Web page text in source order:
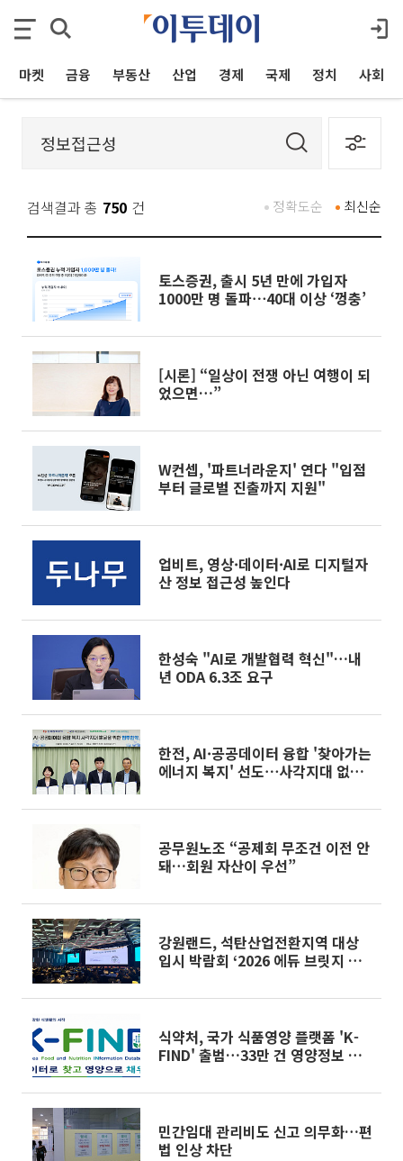
마켓 금융 부동산 산업 경제 국제 정치 사회
검색결과 총 750 건 최신순
정확도순
토스증권, 출시 5년 만에 가입자
1000만 명 돌파⋯40대 이상 ‘껑충’
[시론] “일상이 전쟁 아닌 여행이 되
었으면…”
W컨셉, '파트너라운지' 연다 "입점
부터 글로벌 진출까지 지원"
업비트, 영상·데이터·AI로 디지털자
산 정보 접근성 높인다
한성숙 "AI로 개발협력 혁신"…내
년 ODA 6.3조 요구
한전, AI·공공데이터 융합 '찾아가는
에너지 복지' 선도⋯사각지대 없앤
공무원노조 “공제회 무조건 이전 안
돼…회원 자산이 우선”
강원랜드, 석탄산업전환지역 대상
입시 박람회 ‘2026 에듀 브릿지 입
식약처, 국가 식품영양 플랫폼 'K-
FIND' 출범…33만 건 영양정보 공
민간임대 관리비도 신고 의무화…편
법 인상 차단